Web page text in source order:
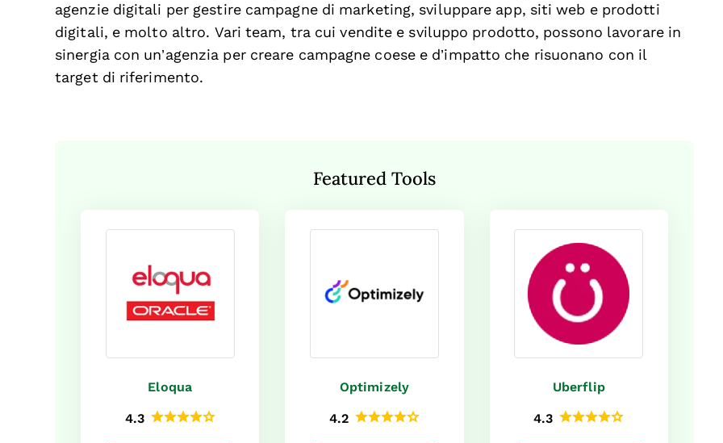
agenzie digitali per gestire campagne di marketing, sviluppare app, siti web e prodotti
digitali, e molto altro. Vari team, tra cui vendite e sviluppo prodotto, possono lavorare in
sinergia con un’agenzia per creare campagne coese e d’impatto che risuonano con il
target di riferimento.
Featured Tools
Eloqua
4.3
Optimizely
4.2
Uberflip
4.3